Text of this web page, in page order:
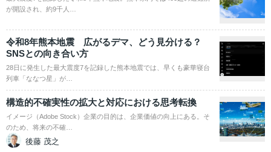
が開設され、約9千人…
令和8年熊本地震 広がるデマ、どう見分ける？
SNSとの向き合い方
28日に発生した最大震度7を記録した熊本地震では、早くも豪華寝台
列車「ななつ星」が…
構造的不確実性の拡大と対応における思考転換
イメージ（Adobe Stock）企業の目的は、企業価値の向上にある。そ
のため、将来の不確…
後藤 茂之